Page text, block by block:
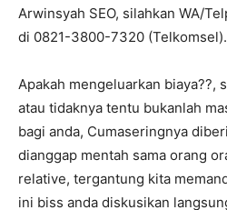
Arwinsyah SEO, silahkan WA/
di 0821-3800-7320 (Telkomsel).
Apakah mengeluarkan biaya??,
atau tidaknya tentu bukanlah
bagi anda, Cumaseringnya
dianggap mentah sama orang
relative, tergantung kita
ini biss anda diskusikan